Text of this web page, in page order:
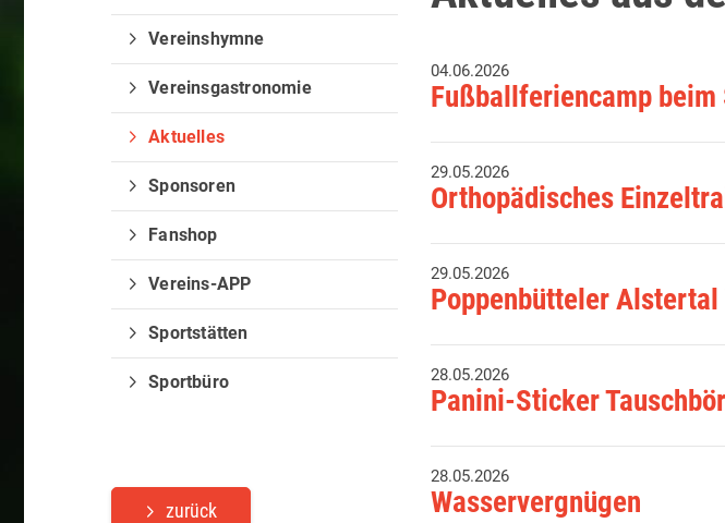
04.06.2026
Fußballferiencamp beim
29.05.2026
Orthopädisches
29.05.2026
Poppenbütteler
28.05.2026
Panini-Sticker
28.05.2026
Wasservergnügen
Vereinshymne
Vereinsgastronomie
Aktuelles
Sponsoren
Fanshop
Vereins-APP
Sportstätten
Sportbüro
zurück